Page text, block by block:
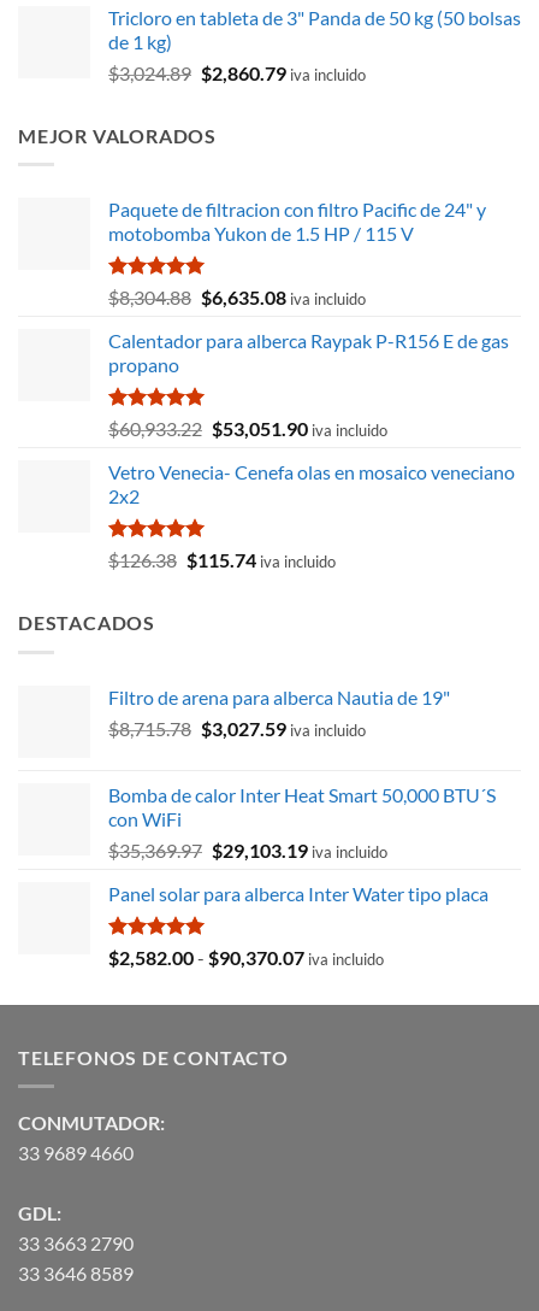
3.00
de 5
original
$231.63.
actual
$185.60.
Tricloro en tableta de 3" Panda de 50 kg (50 bolsas
de 1 kg)
$3,024.89 El
era:
$2,860.79Eliva incluido
MEJOR VALORADOS
Paquete de filtracion con filtro Pacific de 24" y
motobomba Yukon de 1.5 HP / 115 V
Valorado
con
de 5
$8,304.88 El
original
$8,304.88.
$6,635.08El
actual
iva incluido
Calentador para alberca Raypak P-R156 E de gas
propano
Valorado
con
de 5
$60,933.22 El
original
$53,051.90El
actual
iva incluido
Vetro Venecia- Cenefa olas en mosaico veneciano
2x2
Valorado
con
$126.38 El
$115.74Eliva incluido
DESTACADOS
Filtro de arena para alberca Nautia de 19"
$8,715.78 El
era:
$3,027.59El
es:
iva incluido
Bomba de calor Inter Heat Smart 50,000 BTU´S
con WiFi
$35,369.97 El
original
$35,369.97.
$29,103.19El
actual
$29,103.19.
iva incluido
Panel solar para alberca Inter Water tipo placa
Valorado
con
$2,582.00- $90,370.07Rango
precios:
iva incluido
TELEFONOS DE CONTACTO
CONMUTADOR:
33 9689 4660
GDL:
33 3663 2790
33 3646 8589